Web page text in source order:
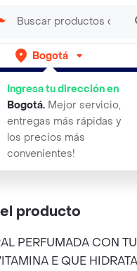
Bogotá
Ingresa tu dirección en
Bogotá. Mejor servicio,
entregas más rápidas y
los precios más
convenientes!
gratis por semanas
Aplican
producto
PERFUMADA CON
E QUE